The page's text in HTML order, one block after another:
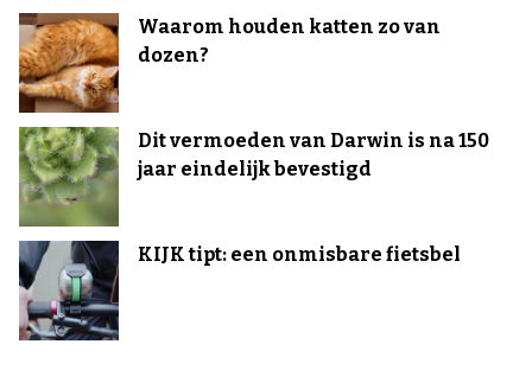
Waarom houden katten zo van
dozen?
Dit vermoeden van Darwin is na 150
jaar eindelijk bevestigd
KIJK tipt: een onmisbare fietsbel